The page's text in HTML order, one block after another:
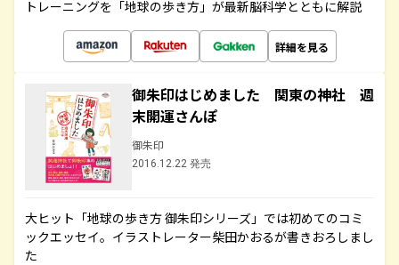
トレーニングを「地球の歩き方」が最新脳科学とともに解説
詳細を見る
御朱印はじめました 関東の神社 週
末開運さんぽ
御朱印
2016.12.22 発売
大ヒット「地球の歩き方 御朱印シリーズ」では初めてのコミ
ックエッセイ。イラストレーター柴田かおるが書きおろしまし
た